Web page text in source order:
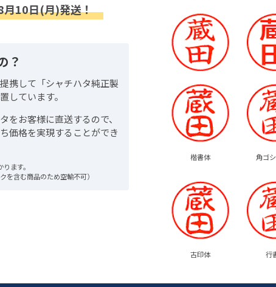
楷書体 角ゴ
古印体 行
10日(月)発送！
？
携して「シャチハタ純正製
しています。
をお客様に直送するので、
価格を実現することができ
ます。
を含む商品のため空輸不可）